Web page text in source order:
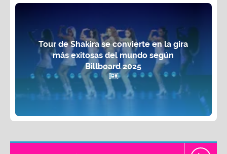
Tour de Shakira se convierte en la gira
más exitosas del mundo según
Billboard 2025